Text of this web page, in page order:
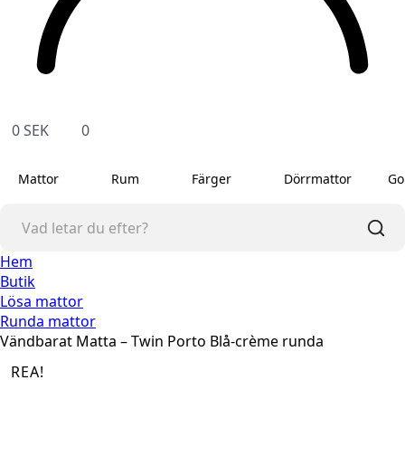
0SEK 0
Mattor Rum Färger Dörrmattor
Hem
Butik
Lösa mattor
Runda mattor
Vändbarat Matta – Twin Porto Blå-crème runda
REA!